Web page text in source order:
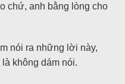
chứ, anh bằng lòng cho
nói ra những lời này,
không dám nói.